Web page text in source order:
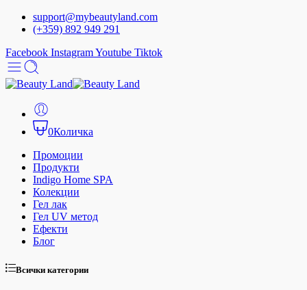
support@mybeautyland.com
(+359) 892 949 291
Facebook InstagramYoutube Tiktok
0Количка
Промоции
Продукти
Indigo Home SPA
Колекции
Гел лак
Гел UV метод
Ефекти
Блог
Всички категории